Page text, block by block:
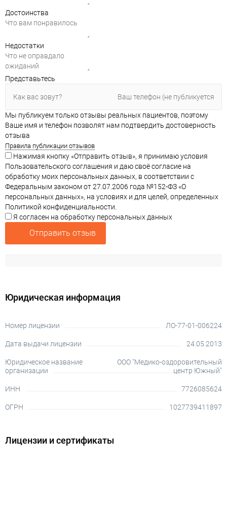
Достоинства
Недостатки
Представьтесь
Мы публикуем только отзывы реальных пациентов, поэтому
Ваше имя и телефон позволят нам подтвердить достоверность
отзыва
Правила публикации отзывов
Нажимая кнопку «Отправить отзыв», я принимаю условия
Пользовательского соглашения и даю своё согласие на
обработку моих персональных данных, в соответствии с
Федеральным законом от 27.07.2006 года №152-ФЗ «О
персональных данных», на условиях и для целей, определенных
Политикой конфиденциальности.
Я согласен на обработку персональных данных
Отправить отзыв
Юридическая информация
Номер лицензии ЛО-77-01-006224
Дата выдачи лицензии 24.05.2013
Юридическое название
организации
ООО "Медико-оздоровительный
центр Южный"
ИНН 7726085624
ОГРН 1027739411897
Лицензии и сертификаты